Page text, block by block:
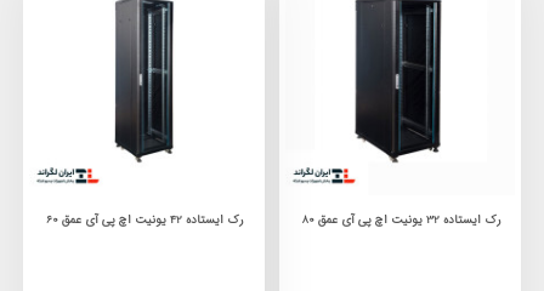
رک ایستاده 32 یونیت اچ پی آی عمق 80 رک ایستاده 42 یونیت اچ پی آی عمق 60